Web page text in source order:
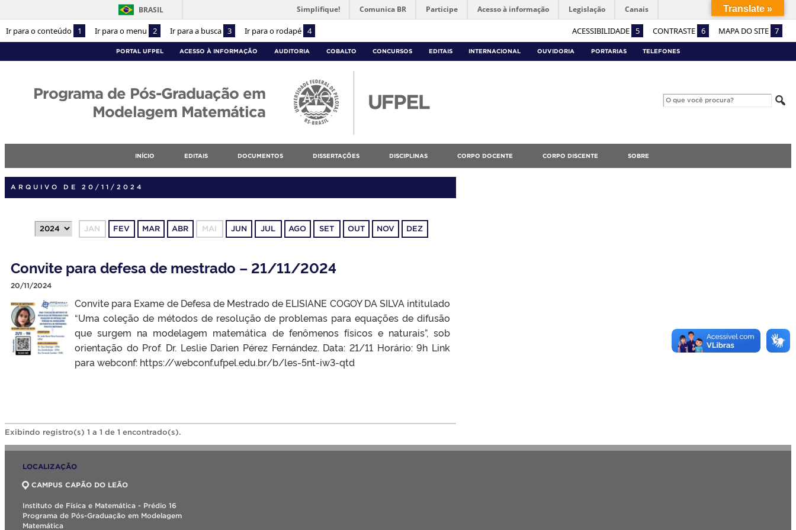
Ir para o conteúdo 1 Ir para o menu 2 Ir para a busca 3 Ir para o rodapé 4 ACESSIBILIDADE 5 CONTRASTE 6 MAPA DO SITE 7
BRASIL Simplifique! Comunica BR Participe Acesso à informação Legislação Canais
PORTAL UFPEL ACESSO À INFORMAÇÃO AUDITORIA COBALTO CONCURSOS EDITAIS INTERNACIONAL OUVIDORIA PORTARIAS TELEFONES
Programa de Pós-Graduação em
Modelagem Matemática
INÍCIO EDITAIS DOCUMENTOS DISSERTAÇÕES DISCIPLINAS CORPO DOCENTE CORPO DISCENTE SOBRE
ARQUIVO DE 20/11/2024
JAN FEV MAR ABR MAI JUN JUL AGO SET OUT NOV DEZ
Convite para defesa de mestrado – 21/11/2024
20/11/2024
Convite para Exame de Defesa de Mestrado de ELISIANE COGOY DA SILVA intitulado
“Uma coleção de métodos de resolução de problemas para equações de difusão
que surgem na modelagem matemática de fenômenos físicos e naturais”, sob
orientação do Prof. Dr. Leslie Darien Pérez Fernández. Data: 21/11 Horário: 9h Link
para webconf: https://webconf.ufpel.edu.br/b/les-5nt-iw3-qtd
Exibindo registro(s) 1 a 1 de 1 encontrado(s).
LOCALIZAÇÃO
CAMPUS CAPÃO DO LEÃO
Instituto de Física e Matemática - Prédio 16
Programa de Pós-Graduação em Modelagem
Matemática
Translate »